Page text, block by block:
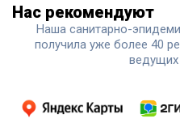
Нас рекомендуют
Наша санитарно-
получила уже более 40
ведущих